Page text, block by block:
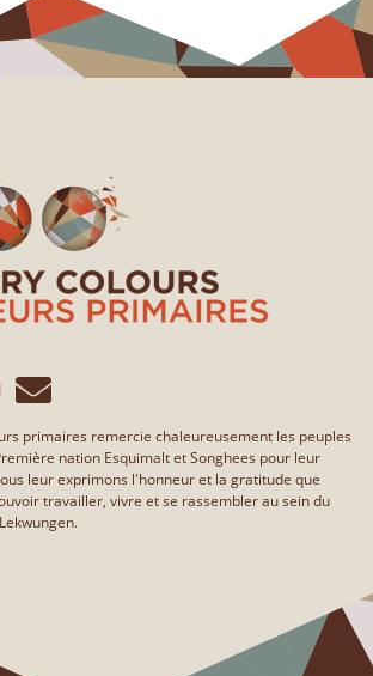
primaires remercie chaleureusement les peuples
nation Esquimalt et Songhees pour leur
leur exprimons l'honneur et la gratitude que
travailler, vivre et se rassembler au sein du